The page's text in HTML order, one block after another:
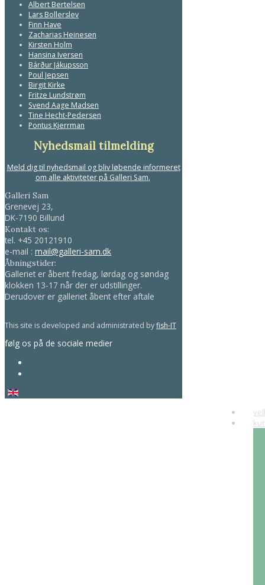
Albert Bertelsen
Lars Bollerslev
Finn Have
Zacharias Heinesen
Kirsten Holm
Hansina Iversen
Bárður Jákupsson
Poul Jepsen
Birgit Kirke
Fritze Lundstrøm
Svend Aage Madsen
Tine Hecht-Pedersen
Pontus Kjerrman
Nyhedsmail tilmelding
Meld dig til nyhedsmail og bliv løbende informeret
om alle aktiviteter på Galleri Sam.
Galleri Sam
Grenevej 23,
DK-7190 Billund
Kontakt os:
tel. +45 20121910
e-mail : mail@galleri-sam.dk
Åbningstider:
Galleriet er åbent fredag, lørdag og søndag
klokken 13-17 når der er udstillinger.
Derudover er galleriet åbent efter aftale
This site is developed and administrated byfish-IT
følg os på de sociale medier